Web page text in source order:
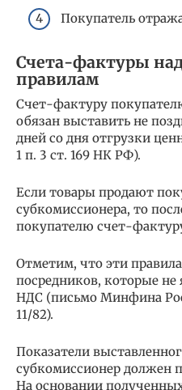
Покупатель
Счета-фактуры
правилам
Счет-фактуру
обязан выставить не
дней со дня отгрузки
1 п. 3 ст. 169 НК РФ).
Если товары продают
субкомиссионера, то
покупателю счет-
Отметим, что эти
посредников, которые
НДС (письмо Минфина
11/82).
Показатели
субкомиссионер должен
На основании